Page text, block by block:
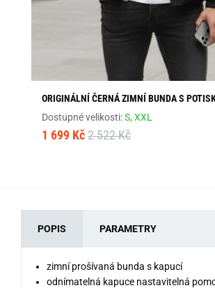
ORIGINÁLNÍ ČERNÁ ZIMNÍ BUNDA S
Dostupné velikosti:S,XXL
1 699 Kč 2 522 Kč
POPIS PARAMETRY
zimní prošívaná bunda s kapucí
odnímatelná kapuce nastavitelná